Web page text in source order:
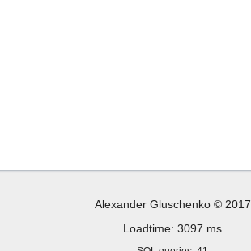
Alexander Gluschenko © 2017
Loadtime: 3097 ms